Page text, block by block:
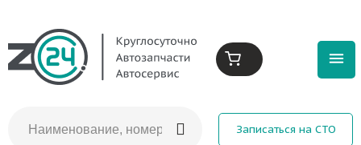
Записаться на СТО